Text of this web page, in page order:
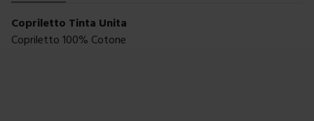
Copriletto Tinta Unita
Copriletto 100% Cotone